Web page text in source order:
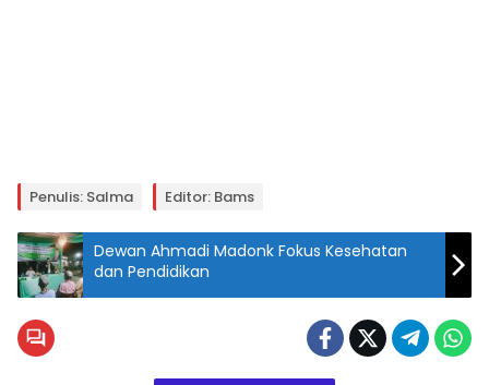
Penulis: Salma Editor: Bams
Dewan Ahmadi Madonk Fokus Kesehatan
dan Pendidikan